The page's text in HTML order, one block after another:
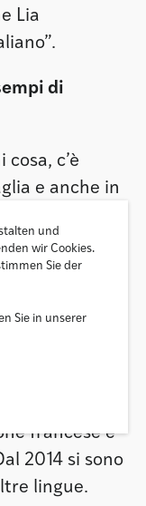
Lia
di
c’è
e anche in
altri è il sito
stranieri,
In
già dal
francese e
2014 si sono
lingue.
und
wir Cookies.
Sie der
Sie in unserer